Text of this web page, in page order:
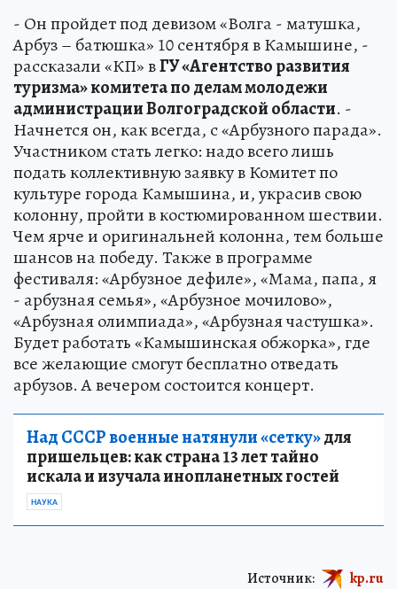
- Он пройдет под девизом «Волга - матушка,
Арбуз – батюшка» 10 сентября в Камышине, -
рассказали «КП» вГУ «Агентство развития
туризма» комитета по делам молодежи
администрации Волгоградской области. -
Начнется он, как всегда, с «Арбузного парада».
Участником стать легко: надо всего лишь
подать коллективную заявку в Комитет по
культуре города Камышина, и, украсив свою
колонну, пройти в костюмированном шествии.
Чем ярче и оригинальней колонна, тем больше
шансов на победу. Также в программе
фестиваля: «Арбузное дефиле», «Мама, папа, я
- арбузная семья», «Арбузное мочилово»,
«Арбузная олимпиада», «Арбузная частушка».
Будет работать «Камышинская обжорка», где
все желающие смогут бесплатно отведать
арбузов. А вечером состоится концерт.
Над СССР военные натянули «сетку»для
пришельцев: как страна 13 лет тайно
искала и изучала инопланетных гостей
НАУКА
Источник: kp.ru